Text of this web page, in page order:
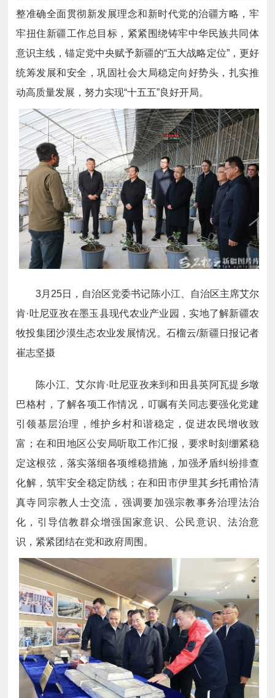
整准确全面贯彻新发展理念和新时代党的治疆方略，牢
牢扭住新疆工作总目标，紧紧围绕铸牢中华民族共同体
意识主线，锚定党中央赋予新疆的“五大战略定位”，更好
统筹发展和安全，巩固社会大局稳定向好势头，扎实推
动高质量发展，努力实现“十五五”良好开局。
3月25日，自治区党委书记陈小江、自治区主席艾尔
肯·吐尼亚孜在墨玉县现代农业产业园，实地了解新疆农
牧投集团沙漠生态农业发展情况。石榴云/新疆日报记者
崔志坚摄
陈小江、艾尔肯·吐尼亚孜来到和田县英阿瓦提乡墩
巴格村，了解各项工作情况，叮嘱有关同志要强化党建
引领基层治理，维护乡村和谐稳定，促进农民增收致
富；在和田地区公安局听取工作汇报，要求时刻绷紧稳
定这根弦，落实落细各项维稳措施，加强矛盾纠纷排查
化解，筑牢安全稳定防线；在和田市伊里其乡托甫恰清
真寺同宗教人士交流，强调要加强宗教事务治理法治
化，引导信教群众增强国家意识、公民意识、法治意
识，紧紧团结在党和政府周围。